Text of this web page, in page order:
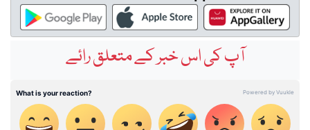
آپ کی اس خبر کے متعلق رائے